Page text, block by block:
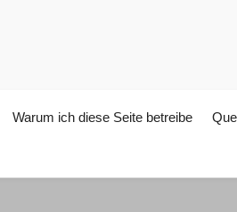
Warum ich diese Seite betreibe